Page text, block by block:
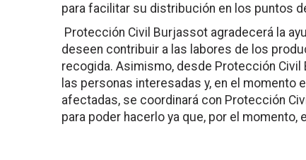
para facilitar su distribución en los puntos
Protección Civil Burjassot agradecerá la
deseen contribuir a las labores de los
recogida. Asimismo, desde Protección
las personas interesadas y, en el momento
afectadas, se coordinará con Protección
para poder hacerlo ya que, por el